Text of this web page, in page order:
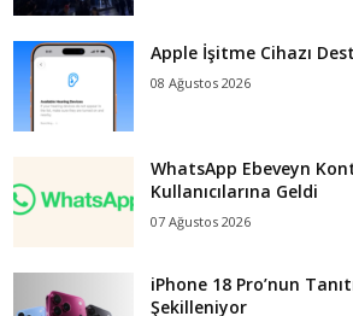
Apple İşitme Cihazı
08 Ağustos 2026
WhatsApp Ebeveyn
Kullanıcılarına Geldi
07 Ağustos 2026
iPhone 18 Pro’nun
Şekilleniyor